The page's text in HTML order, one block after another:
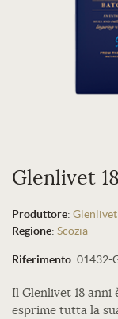
Glenlivet
Produttore: Glenlivet
Regione: Scozia
Riferimento: 01432-
Il Glenlivet 18 anni
esprime tutta la